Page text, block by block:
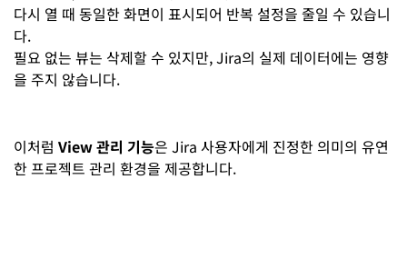
다시 열 때 동일한 화면이 표시되어 반복 설정을 줄일 수 있습니
다.
필요 없는 뷰는 삭제할 수 있지만, Jira의 실제 데이터에는 영향
을 주지 않습니다.
이처럼 View 관리 기능은 Jira 사용자에게 진정한 의미의 유연
한 프로젝트 관리 환경을 제공합니다.